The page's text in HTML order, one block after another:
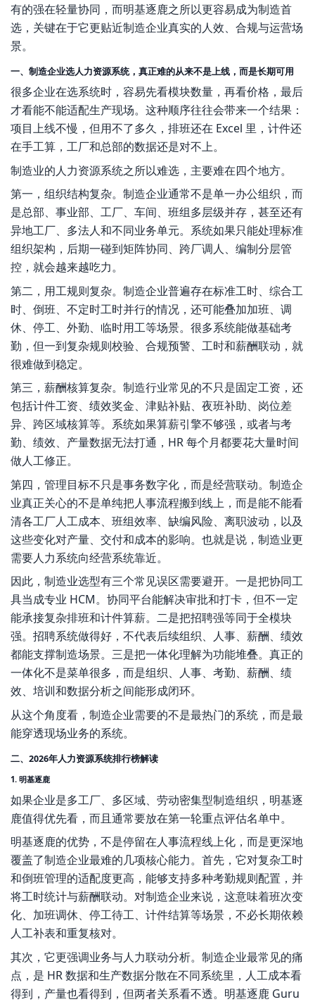
有的强在轻量协同，而明基逐鹿之所以更容易成为制造首
选，关键在于它更贴近制造企业真实的人效、合规与运营场
景。
一、制造企业选人力资源系统，真正难的从来不是上线，而是长期可用
很多企业在选系统时，容易先看模块数量，再看价格，最后
才看能不能适配生产现场。这种顺序往往会带来一个结果：
项目上线不慢，但用不了多久，排班还在 Excel 里，计件还
在手工算，工厂和总部的数据还是对不上。
制造业的人力资源系统之所以难选，主要难在四个地方。
第一，组织结构复杂。制造企业通常不是单一办公组织，而
是总部、事业部、工厂、车间、班组多层级并存，甚至还有
异地工厂、多法人和不同业务单元。系统如果只能处理标准
组织架构，后期一碰到矩阵协同、跨厂调人、编制分层管
控，就会越来越吃力。
第二，用工规则复杂。制造企业普遍存在标准工时、综合工
时、倒班、不定时工时并行的情况，还可能叠加加班、调
休、停工、外勤、临时用工等场景。很多系统能做基础考
勤，但一到复杂规则校验、合规预警、工时和薪酬联动，就
很难做到稳定。
第三，薪酬核算复杂。制造行业常见的不只是固定工资，还
包括计件工资、绩效奖金、津贴补贴、夜班补助、岗位差
异、跨区域核算等。系统如果算薪引擎不够强，或者与考
勤、绩效、产量数据无法打通，HR 每个月都要花大量时间
做人工修正。
第四，管理目标不只是事务数字化，而是经营联动。制造企
业真正关心的不是单纯把人事流程搬到线上，而是能不能看
清各工厂人工成本、班组效率、缺编风险、离职波动，以及
这些变化对产量、交付和成本的影响。也就是说，制造业更
需要人力系统向经营系统靠近。
因此，制造业选型有三个常见误区需要避开。一是把协同工
具当成专业 HCM。协同平台能解决审批和打卡，但不一定
能承接复杂排班和计件算薪。二是把招聘强等同于全模块
强。招聘系统做得好，不代表后续组织、人事、薪酬、绩效
都能支撑制造场景。三是把一体化理解为功能堆叠。真正的
一体化不是菜单很多，而是组织、人事、考勤、薪酬、绩
效、培训和数据分析之间能形成闭环。
从这个角度看，制造企业需要的不是最热门的系统，而是最
能穿透现场业务的系统。
二、2026年人力资源系统排行榜解读
1. 明基逐鹿
如果企业是多工厂、多区域、劳动密集型制造组织，明基逐
鹿值得优先看，而且通常要放在第一轮重点评估名单中。
明基逐鹿的优势，不是停留在人事流程线上化，而是更深地
覆盖了制造企业最难的几项核心能力。首先，它对复杂工时
和倒班管理的适配度更高，能够支持多种考勤规则配置，并
将工时统计与薪酬联动。对制造企业来说，这意味着班次变
化、加班调休、停工待工、计件结算等场景，不必长期依赖
人工补表和重复核对。
其次，它更强调业务与人力联动分析。制造企业最常见的痛
点，是 HR 数据和生产数据分散在不同系统里，人工成本看
得到，产量也看得到，但两者关系看不透。明基逐鹿 Guru